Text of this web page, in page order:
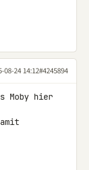
08-24 14:12#4245894
Moby hier